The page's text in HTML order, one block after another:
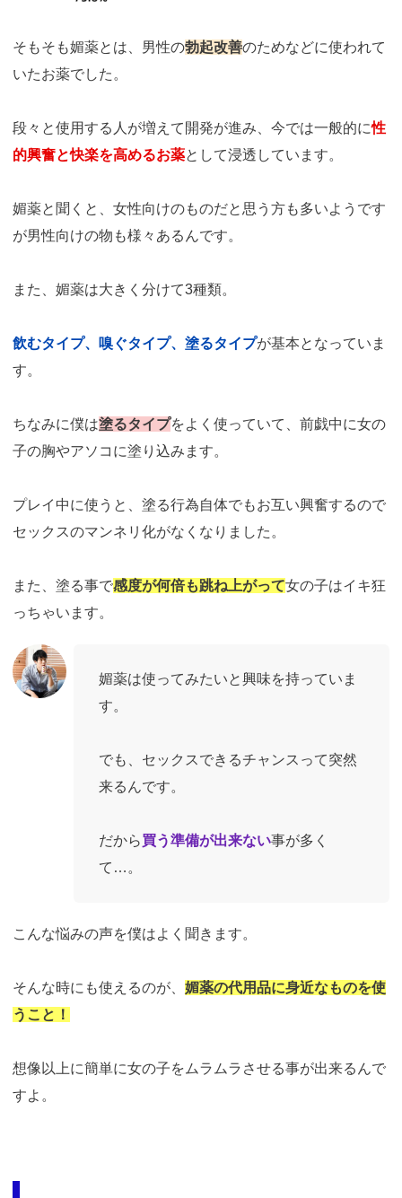
そもそも媚薬とは、男性の勃起改善のためなどに使われて
いたお薬でした。
段々と使用する人が増えて開発が進み、今では一般的に性
的興奮と快楽を高めるお薬として浸透しています。
媚薬と聞くと、女性向けのものだと思う方も多いようです
が男性向けの物も様々あるんです。
また、媚薬は大きく分けて3種類。
飲むタイプ、嗅ぐタイプ、塗るタイプが基本となっていま
す。
ちなみに僕は塗るタイプをよく使っていて、前戯中に女の
子の胸やアソコに塗り込みます。
プレイ中に使うと、塗る行為自体でもお互い興奮するので
セックスのマンネリ化がなくなりました。
また、塗る事で感度が何倍も跳ね上がって女の子はイキ狂
っちゃいます。
媚薬は使ってみたいと興味を持っていま
す。
でも、セックスできるチャンスって突然
来るんです。
だから買う準備が出来ない事が多く
て…。
こんな悩みの声を僕はよく聞きます。
そんな時にも使えるのが、 媚薬の代用品に身近なものを使
うこと！
想像以上に簡単に女の子をムラムラさせる事が出来るんで
すよ。